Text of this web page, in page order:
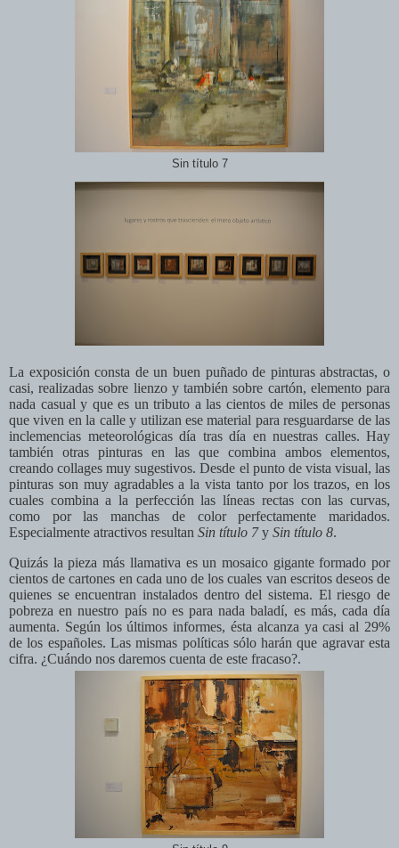
Sin título 7
La exposición consta de un buen puñado de pinturas abstractas, o
casi, realizadas sobre lienzo y también sobre cartón, elemento para
nada casual y que es un tributo a las cientos de miles de personas
que viven en la calle y utilizan ese material para resguardarse de las
inclemencias meteorológicas día tras día en nuestras calles. Hay
también otras pinturas en las que combina ambos elementos,
creando collages muy sugestivos. Desde el punto de vista visual, las
pinturas son muy agradables a la vista tanto por los trazos, en los
cuales combina a la perfección las líneas rectas con las curvas,
como por las manchas de color perfectamente maridados.
Especialmente atractivos resultan Sin título 7y Sin título 8.
Quizás la pieza más llamativa es un mosaico gigante formado por
cientos de cartones en cada uno de los cuales van escritos deseos de
quienes se encuentran instalados dentro del sistema. El riesgo de
pobreza en nuestro país no es para nada baladí, es más, cada día
aumenta. Según los últimos informes, ésta alcanza ya casi al 29%
de los españoles. Las mismas políticas sólo harán que agravar esta
cifra. ¿Cuándo nos daremos cuenta de este fracaso?.